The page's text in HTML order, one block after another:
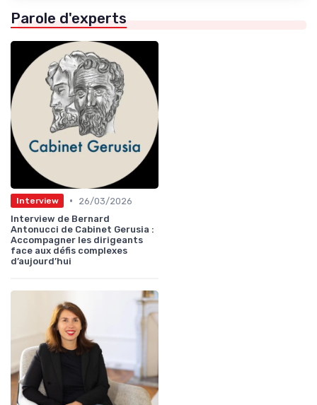
Parole d'experts
Interview •
26/03/2026
Interview de Bernard
Antonucci de Cabinet Gerusia :
Accompagner les dirigeants
face aux défis complexes
d’aujourd’hui